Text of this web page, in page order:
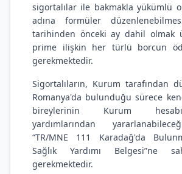
sigortalılar ile bakmakla yükümlü
adına formüler
tarihinden önceki ay dahil olmak
prime ilişkin her türlü borcun
gerekmektedir.
Sigortalıların, Kurum tarafından
Romanya'da bulunduğu sürece
bireylerinin Kurum
yardımlarından
“TR/MNE 111 Karadağ'da
Sağlık Yardımı Belgesi”ne
gerekmektedir.